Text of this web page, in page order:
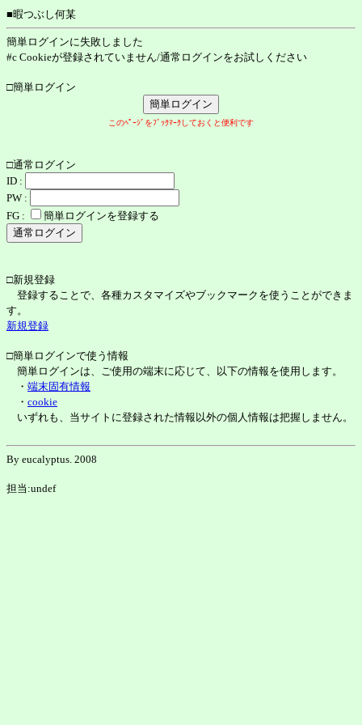
■暇つぶし何某
簡単ログインに失敗しました
#c Cookieが登録されていません/通常ログインをお試しください
□簡単ログイン
このﾍﾟｰｼﾞをﾌﾞｯｸﾏｰｸしておくと便利です
□通常ログイン
ID :
PW :
FG :
簡単ログインを登録する
□新規登録
登録することで、各種カスタマイズやブックマークを使うことができま
す。
新規登録
□簡単ログインで使う情報
簡単ログインは、ご使用の端末に応じて、以下の情報を使用します。
・ 端末固有情報
・ cookie
いずれも、当サイトに登録された情報以外の個人情報は把握しません。
By eucalyptus. 2008
担当:undef